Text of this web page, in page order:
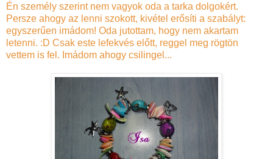
Én személy szerint nem vagyok oda a tarka dolgokért.
Persze ahogy az lenni szokott, kivétel erősíti a szabályt:
egyszerűen imádom! Oda jutottam, hogy nem akartam
letenni. :D Csak este lefekvés előtt, reggel meg rögtön
vettem is fel. Imádom ahogy csilingel...